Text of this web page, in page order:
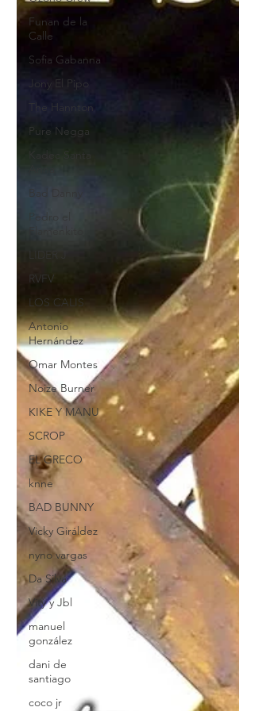
Funan de la
Calle
Sofia Gabanna
Jony El Pipo
The Hannton
Pure Negga
Kadec Santa
Pedro el
RVFV
LOS CALIS
Antonio
Hernández
Omar Montes
Noize Burner
KIKE Y MANU
SCROP
EL GRECO
knne
BAD BUNNY
Vicky Giráldez
nyno vargas
Da Silva
Vity y Jbl
manuel
gonzález
dani de
santiago
coco jr